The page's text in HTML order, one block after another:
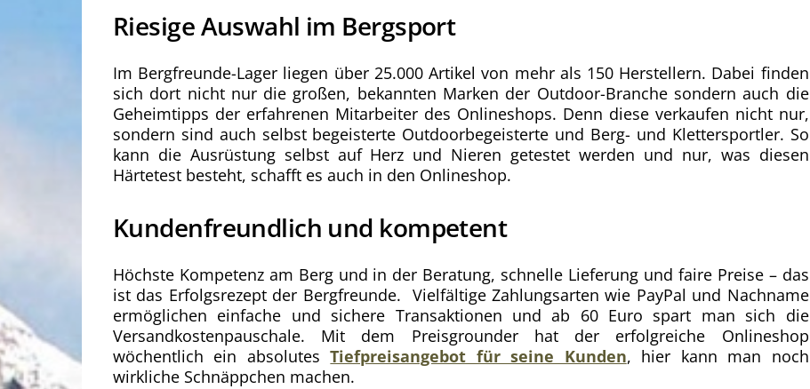
Riesige Auswahl im Bergsport
Im Bergfreunde-Lager liegen über 25.000 Artikel von mehr als 150 Herstellern. Dabei finden
sich dort nicht nur die großen, bekannten Marken der Outdoor-Branche sondern auch die
Geheimtipps der erfahrenen Mitarbeiter des Onlineshops. Denn diese verkaufen nicht nur,
sondern sind auch selbst begeisterte Outdoorbegeisterte und Berg- und Klettersportler. So
kann die Ausrüstung selbst auf Herz und Nieren getestet werden und nur, was diesen
Härtetest besteht, schafft es auch in den Onlineshop.
Kundenfreundlich und kompetent
Höchste Kompetenz am Berg und in der Beratung, schnelle Lieferung und faire Preise – das
ist das Erfolgsrezept der Bergfreunde. Vielfältige Zahlungsarten wie PayPal und Nachname
ermöglichen einfache und sichere Transaktionen und ab 60 Euro spart man sich die
Versandkostenpauschale. Mit dem Preisgrounder hat der erfolgreiche Onlineshop
wöchentlich ein absolutesTiefpreisangebot für seine Kunden, hier kann man noch
wirkliche Schnäppchen machen.